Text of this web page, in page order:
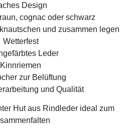
Design
cognac oder schwarz
und zusammen legen
Wetterfest
Leder
Kinnriemen
zur Belüftung
und Qualität
Hut aus Rindleder ideal zum